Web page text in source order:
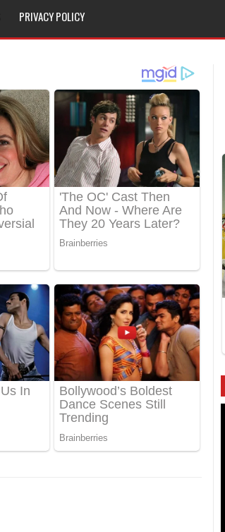
PRIVACY POLICY